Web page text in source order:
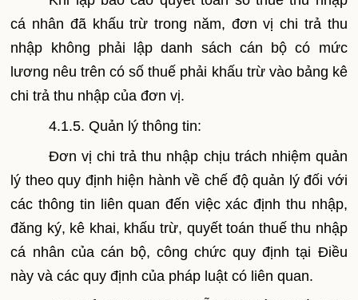
cá nhân đã khấu trừ trong năm, đơn vị chi trả thu
nhập không phải lập danh sách cán bộ có mức
lương nêu trên có số thuế phải khấu trừ vào bảng kê
chi trả thu nhập của đơn vị.
4.1.5. Quản lý thông tin:
Đơn vị chi trả thu nhập chịu trách nhiệm quản
lý theo quy định hiện hành về chế độ quản lý đối với
các thông tin liên quan đến việc xác định thu nhập,
đăng ký, kê khai, khấu trừ, quyết toán thuế thu nhập
cá nhân của cán bộ, công chức quy định tại Điều
này và các quy định của pháp luật có liên quan.